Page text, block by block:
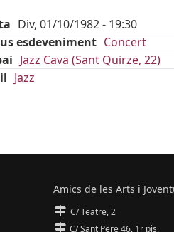
Div, 01/10/1982 - 19:30
esdeveniment Concert
Jazz Cava (Sant Quirze, 22)
Jazz
Amics de les Arts i
C/ Teatre, 2
C/ Sant Pere 46, 1r pis.